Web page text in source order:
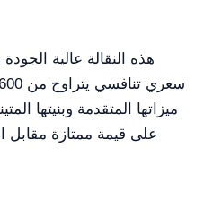
هذه النقالة عالية
ميزاتها المتقدمة وبنيتها
على قيمة ممتازة مقابل